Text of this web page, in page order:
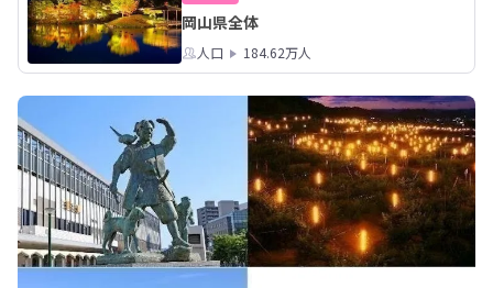
岡山県全体
人口 184.62万人